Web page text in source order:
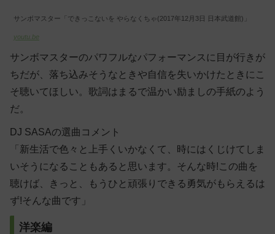
サンボマスター「できっこないを やらなくちゃ(2017年12月3日 日本武道館)」
youtu.be
サンボマスターのパワフルなパフォーマンスに目が行きが
ちだが、落ち込みそうなときや自信を失いかけたときにこ
そ聴いてほしい。歌詞はまるで温かい励ましの手紙のよう
だ。
DJ SASAの選曲コメント
「新生活で色々と上手くいかなくて、時にはくじけてしま
いそうになることもあると思います。そんな時!この曲を
聴けば、きっと、もうひと頑張りできる勇気がもらえるは
ず!そんな曲です」
洋楽編